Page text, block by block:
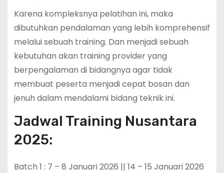
Karena kompleksnya pelatihan ini, maka
dibutuhkan pendalaman yang lebih komprehensif
melalui sebuah training. Dan menjadi sebuah
kebutuhan akan training provider yang
berpengalaman di bidangnya agar tidak
membuat peserta menjadi cepat bosan dan
jenuh dalam mendalami bidang teknik ini.
Jadwal Training Nusantara
2025:
Batch 1 : 7 – 8 Januari 2026 || 14 – 15 Januari 2026